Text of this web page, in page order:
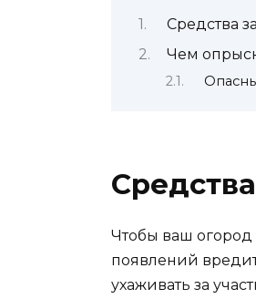
Средства
Чем
Чтобы ваш
появлений
ухаживать за